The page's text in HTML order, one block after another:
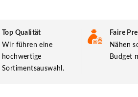
Top Qualität
Wir führen eine
hochwertige
Sortimentsauswahl.
Faire
Nähen
Budget